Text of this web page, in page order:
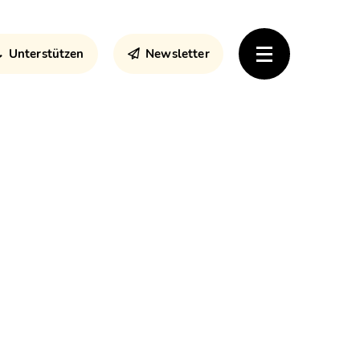
Unterstützen Newsletter